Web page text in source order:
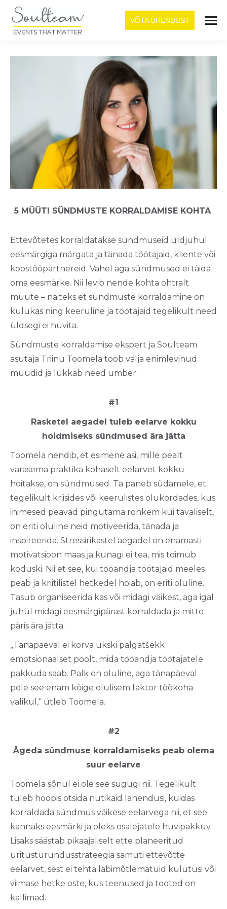
VÕTA ÜHENDUST
5 MÜÜTI SÜNDMUSTE KORRALDAMISE KOHTA
Ettevõtetes korraldatakse sündmuseid üldjuhul
eesmärgiga märgata ja tänada töötajaid, kliente või
koostööpartnereid. Vahel aga sündmused ei täida
oma eesmärke. Nii levib nende kohta ohtralt
müüte – näiteks et sündmuste korraldamine on
kulukas ning keeruline ja töötajaid tegelikult need
üldsegi ei huvita.
Sündmuste korraldamise ekspert ja Soulteam
asutaja Triinu Toomela toob välja enimlevinud
müüdid ja lükkab need ümber.
#1
Rasketel aegadel tuleb eelarve kokku
hoidmiseks sündmused ära jätta
Toomela nendib, et esimene asi, mille pealt
varasema praktika kohaselt eelarvet kokku
hoitakse, on sündmused. Ta paneb südamele, et
tegelikult kriisides või keerulistes olukordades, kus
inimesed peavad pingutama rohkem kui tavaliselt,
on eriti oluline neid motiveerida, tänada ja
inspireerida. Stressirikastel aegadel on enamasti
motivatsioon maas ja kunagi ei tea, mis toimub
koduski. Nii et see, kui tööandja töötajaid meeles
peab ja kriitilistel hetkedel hoiab, on eriti oluline.
Tasub organiseerida kas või midagi väikest, aga igal
juhul midagi eesmärgipärast korraldada ja mitte
päris ära jätta.
„Tänapäeval ei korva ükski palgatšekk
emotsionaalset poolt, mida tööandja töötajatele
pakkuda saab. Palk on oluline, aga tänapäeval
pole see enam kõige olulisem faktor töökoha
valikul,“ ütleb Toomela.
#2
Ägeda sündmuse korraldamiseks peab olema
suur eelarve
Toomela sõnul ei ole see sugugi nii. Tegelikult
tuleb hoopis otsida nutikaid lahendusi, kuidas
korraldada sündmus väikese eelarvega nii, et see
kannaks eesmärki ja oleks osalejatele huvipakkuv.
Lisaks säästab pikaajaliselt ette planeeritud
üritusturundusstrateegia samuti ettevõtte
eelarvet, sest ei tehta läbimõtlematuid kulutusi või
viimase hetke oste, kus teenused ja tooted on
kallimad.